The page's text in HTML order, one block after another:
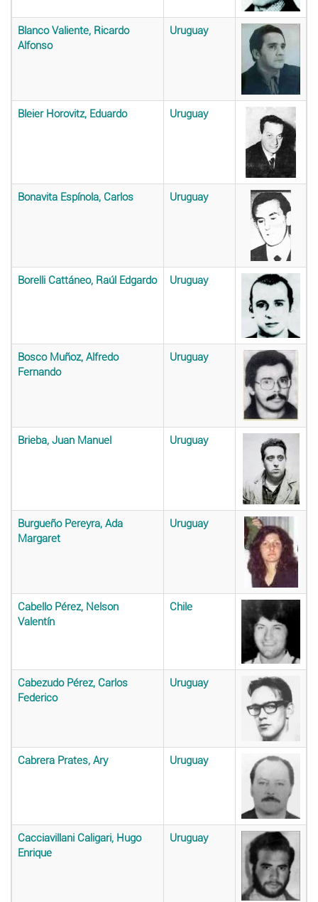
Blanco Valiente, Ricardo
Alfonso
Uruguay
Bleier Horovitz, Eduardo Uruguay
Bonavita Espínola, Carlos Uruguay
Borelli Cattáneo, Raúl Edgardo Uruguay
Bosco Muñoz, Alfredo
Fernando
Uruguay
Brieba, Juan Manuel Uruguay
Burgueño Pereyra, Ada
Margaret
Uruguay
Cabello Pérez, Nelson
Valentín
Chile
Cabezudo Pérez, Carlos
Federico
Uruguay
Cabrera Prates, Ary Uruguay
Cacciavillani Caligari, Hugo
Enrique
Uruguay